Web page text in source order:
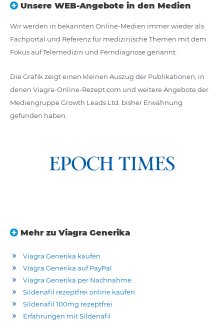
Unsere WEB-Angebote in den Medien
Wir werden in bekannten Online-Medien immer wieder als
Fachportal und Referenz für medizinische Themen mit dem
Fokus auf Telemedizin und Ferndiagnose genannt.
Die Grafik zeigt einen kleinen Auszug der Publikationen, in
denen Viagra-Online-Rezept.com und weitere Angebote der
Mediengruppe Growth Leads Ltd. bisher Erwähnung
gefunden haben.
Mehr zu Viagra Generika
Viagra Generika kaufen
Viagra Generika auf PayPal
Viagra Generika per Nachnahme
Sildenafil rezeptfrei online kaufen
Sildenafil 100mg rezeptfrei
Erfahrungen mit Sildenafil